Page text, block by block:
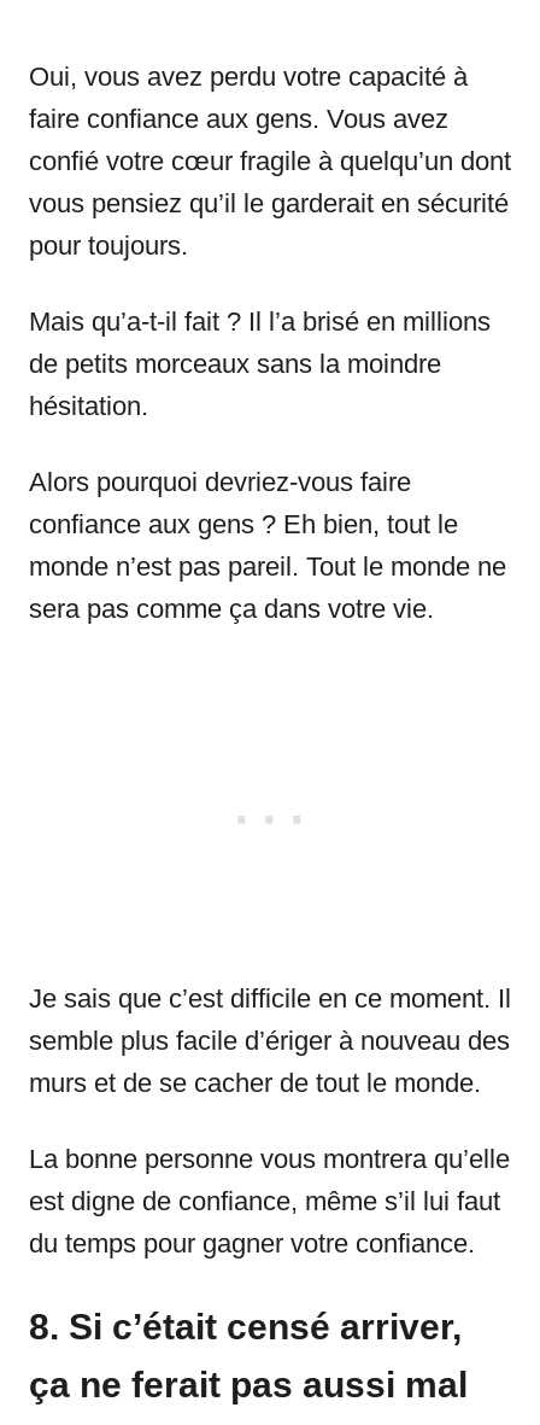
Oui, vous avez perdu votre capacité à
faire confiance aux gens. Vous avez
confié votre cœur fragile à quelqu’un dont
vous pensiez qu’il le garderait en sécurité
pour toujours.
Mais qu’a-t-il fait ? Il l’a brisé en millions
de petits morceaux sans la moindre
hésitation.
Alors pourquoi devriez-vous faire
confiance aux gens ? Eh bien, tout le
monde n’est pas pareil. Tout le monde ne
sera pas comme ça dans votre vie.
Je sais que c’est difficile en ce moment. Il
semble plus facile d’ériger à nouveau des
murs et de se cacher de tout le monde.
La bonne personne vous montrera qu’elle
est digne de confiance, même s’il lui faut
du temps pour gagner votre confiance.
8. Si c’était censé arriver,
ça ne ferait pas aussi mal